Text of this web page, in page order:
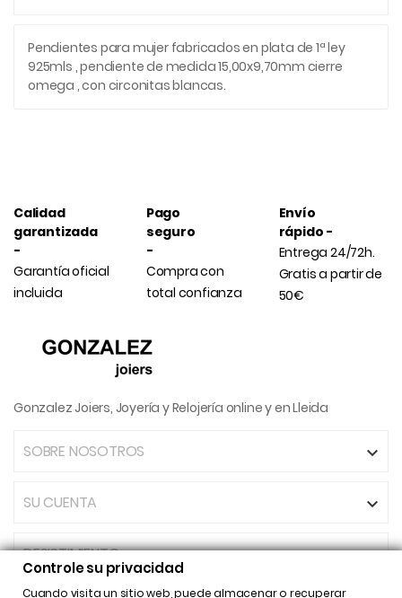
Pendientes para mujer fabricados en plata de 1ª ley
925mls , pendiente de medida 15,00x9,70mm cierre
omega , con circonitas blancas.
Calidad
garantizada
-
Garantía oficial
incluida
Pago
seguro
-
Compra con
total confianza
Envío
rápido -
Entrega 24/72h.
Gratis a partir de
50€
Gonzalez Joiers, Joyería y Relojería online y en Lleida
SOBRE NOSOTROS 
SU CUENTA 
DESISTIMIENTO
Controle su privacidad
Cuando visita un sitio web, puede almacenar o recuperar